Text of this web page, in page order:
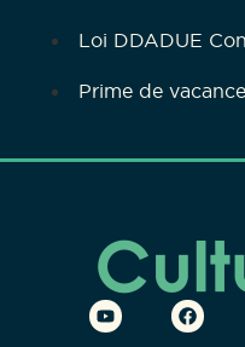
Loi DDADUE
Prime de